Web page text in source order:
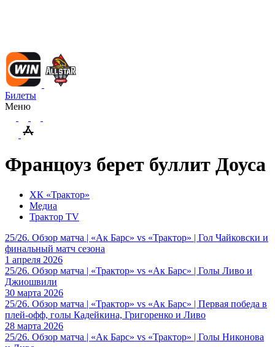
Билеты
Меню
Францоуз берет буллит Доуса
ХК «Трактор»
Медиа
Трактор TV
25/26. Обзор матча | «Ак Барс» vs «Трактор» | Гол Чайковски и
финальный матч сезона
1 апреля 2026
25/26. Обзор матча | «Трактор» vs «Ак Барс» | Голы Ливо и
Джиошвили
30 марта 2026
25/26. Обзор матча | «Трактор» vs «Ак Барс» | Первая победа в
плей-офф, голы Кадейкина, Григоренко и Ливо
28 марта 2026
25/26. Обзор матча | «Ак Барс» vs «Трактор» | Голы Никонова